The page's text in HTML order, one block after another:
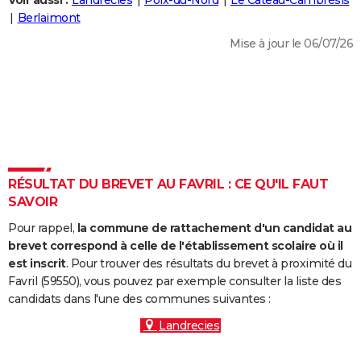
Destinations
City break
Voyage nature
Voyage de noces
Forum
Climat
PHOTO
Dictionnaire
Biographies
Citations
Expressions
Proverbes
PROGRAMME TV
S'inscrire
Se connecter
Lycées
Collèges
Primaires
Universités
Entreprises
Service militaire
Avis de recherche
AVIS DE DÉCÈS
FORUM
Berlaimont
Mise à jour le 06/07/26
RÉSULTAT DU BREVET AU FAVRIL : CE QU'IL FAUT
SAVOIR
Pour rappel, la commune de rattachement d'un candidat au
brevet correspond à celle de l'établissement scolaire où il
est inscrit. Pour trouver des résultats du brevet à proximité du
Favril (59550), vous pouvez par exemple consulter la liste des
candidats dans l'une des communes suivantes :
Landrecies